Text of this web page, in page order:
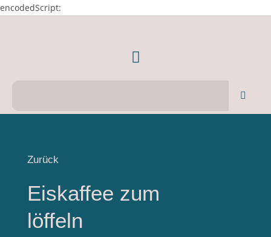
encodedScript:
Zurück
Eiskaffee zum
löffeln